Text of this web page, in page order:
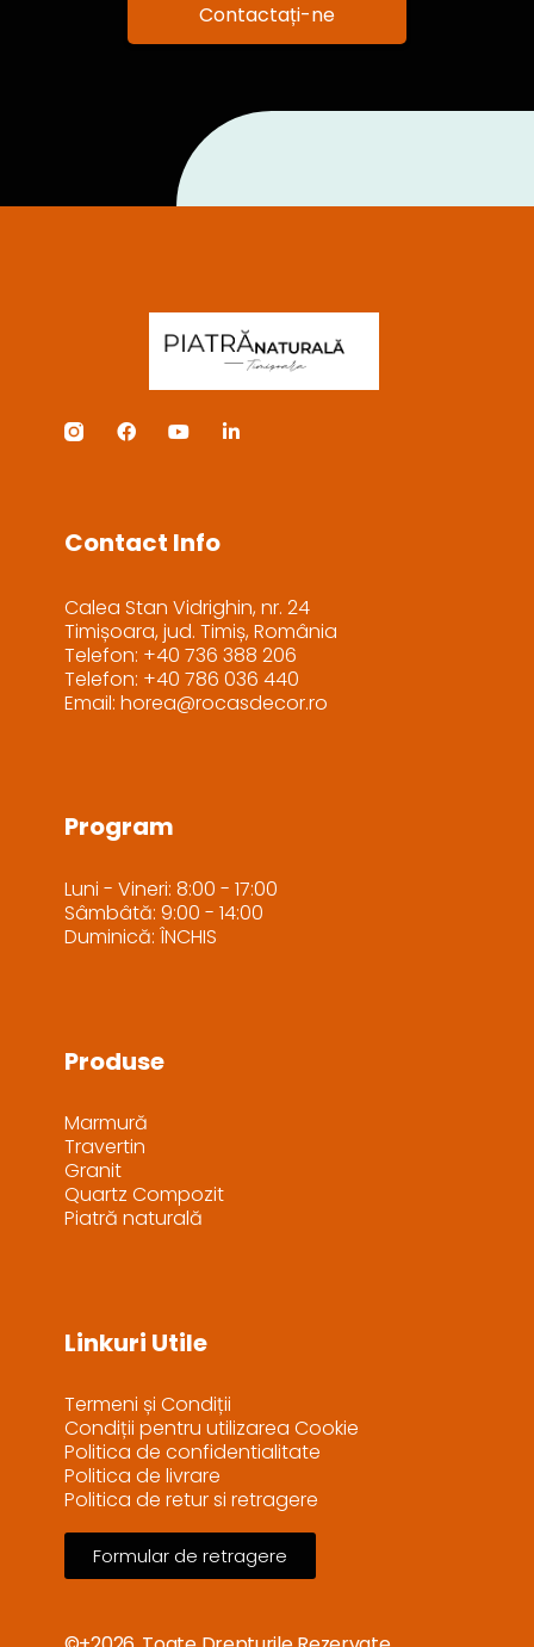
Contactați-ne
Contact Info
Calea Stan Vidrighin, nr. 24
Timișoara, jud. Timiș, România
Telefon: +40 736 388 206
Telefon: +40 786 036 440
Email: horea@rocasdecor.ro
Program
Luni - Vineri: 8:00 - 17:00
Sâmbâtă: 9:00 - 14:00
Duminică: ÎNCHIS
Produse
Marmură
Travertin
Granit
Quartz Compozit
Piatră naturală
Linkuri Utile
Termeni și Condiții
Condiții pentru utilizarea Cookie
Politica de confidentialitate
Politica de livrare
Politica de retur si retragere
Formular de retragere